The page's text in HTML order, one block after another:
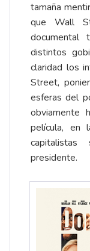
tamaña
que Wall
documental
distintos
claridad los
Street,
esferas del
obviamente
película, en
presidente.